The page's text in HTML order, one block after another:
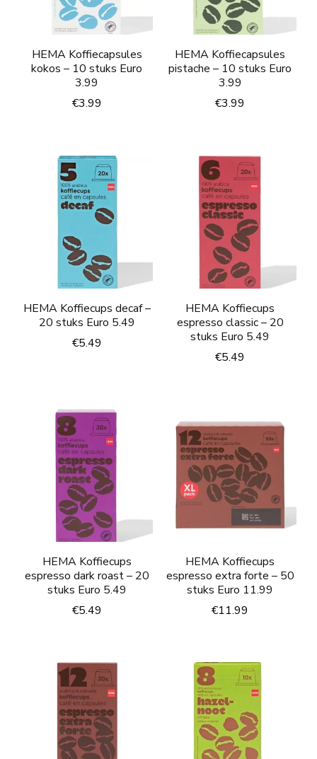
HEMA Koffiecapsules
kokos – 10 stuks Euro
3.99
€3.99
HEMA Koffiecapsules
pistache – 10 stuks Euro
3.99
€3.99
HEMA Koffiecups decaf –
20 stuks Euro 5.49
€5.49
HEMA Koffiecups
espresso classic – 20
stuks Euro 5.49
€5.49
HEMA Koffiecups
espresso dark roast – 20
stuks Euro 5.49
€5.49
HEMA Koffiecups
espresso extra forte – 50
stuks Euro 11.99
€11.99